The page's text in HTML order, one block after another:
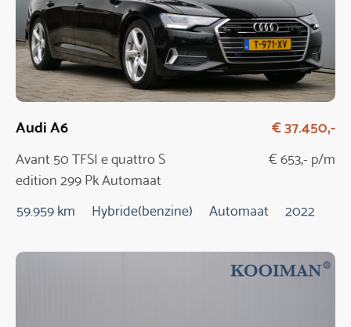
Audi A6
Avant 50 TFSI e quattro S
edition 299 Pk Automaat
€ 37.450,-
€ 653,- p/m
59.959 km Hybride(benzine) Automaat 2022